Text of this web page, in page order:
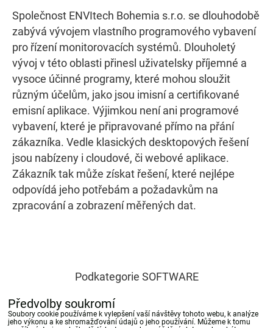
Společnost ENVItech Bohemia s.r.o. se dlouhodobě
zabývá vývojem vlastního programového vybavení
pro řízení monitorovacích systémů. Dlouholetý
vývoj v této oblasti přinesl uživatelsky příjemné a
vysoce účinné programy, které mohou sloužit
různým účelům, jako jsou imisní a certifikované
emisní aplikace. Výjimkou není ani programové
vybavení, které je připravované přímo na přání
zákazníka. Vedle klasických desktopových řešení
jsou nabízeny i cloudové, či webové aplikace.
Zákazník tak může získat řešení, které nejlépe
odpovídá jeho potřebám a požadavkům na
zpracování a zobrazení měřených dat.
Podkategorie SOFTWARE
Zpracování a přenos dat SW pro informování o
Předvolby soukromí
Soubory cookie používáme k vylepšení vaší návštěvy tohoto webu, k analýze
jeho výkonu a ke shromažďování údajů o jeho používání. Můžeme k tomu